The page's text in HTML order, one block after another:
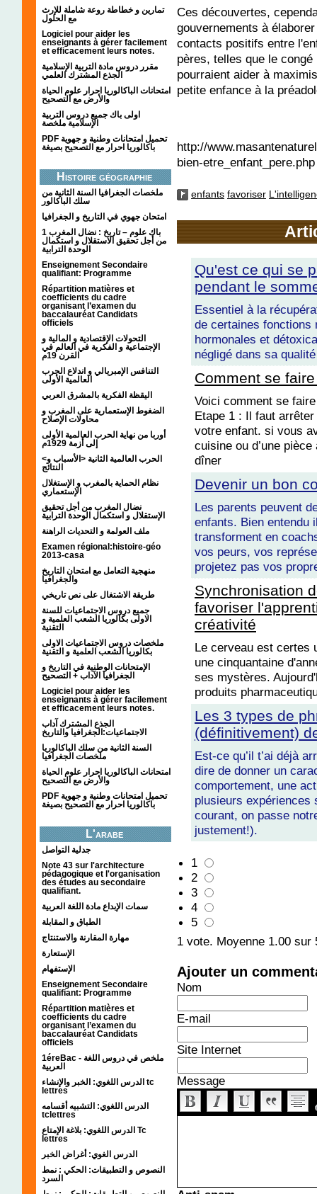
تمارين و خطاطة روعة شاملة للإرث
مع الحلول
Logiciel pour aider les
enseignants à gérer facilement
et efficacement leurs notes.
مقرر دروس مادة التربية الإسلامية
الجذع المشترك العلمي
امتحانات الباكالوريا احرار علوم الحياة
والأرض مع التصحيح
اولى باك جميع دروس التربية
الإسلامية ملخصة
PDF تحميل امتحانات وطنية و جهوية
باكالوريا احرار مع التصحيح بصيغة
Histoire géographie
ملخصات الجغرافيا السنة الثانية من
سلك الباكالور
امتحان جهوي في التاريخ و الجغرافيا
1 باك علوم – تاريخ : نضال المغرب
من أجل تحقيق الاستقلال و استكمال
الوحدة الترابية
Enseignement Secondaire
qualifiant: Programme
Répartition matières et
coefficients du cadre
organisant l’examen du
baccalauréat Candidats
officiels
التحولات الإقتصادية و المالية و
الإجتماعية و الفكرية في العالم في
القرن 19م
التنافس الإمبريالي و اندلاع الحرب
العالمية الأولى
اليقظة الفكرية بالمشرق العربي
الضغوط الإستعمارية على المغرب و
محاولات الإصلاح
أوربا من نهاية الحرب العالمية الأولى
إلى أزمة 1929م
<الحرب العالمية الثانية <الأسباب و
النتائج
نظام الحماية بالمغرب و الإستغلال
الإستعماري
نضال المغرب من أجل تحقيق
الإستقلال و استكمال الوحدة الترابية
ملف العولمة و التحديات الراهنة
Examen régional:histoire-géo
2013-casa
منهجية التعامل مع امتحان التاريخ
والجغرافيا
طريقة الاشتغال على نص تاريخي
جميع دروس الاجتماعيات للسنة
الاولى بكالوريا الشعب العلمية و
التقنية
ملخصات دروس الاجتماعيات الاولى
بكالوريا الشعب العلمية و التقنية
الإمتحانات الوطنية في التاريخ و
الجغرافيا الآداب + التصحيح
Logiciel pour aider les
enseignants à gérer facilement
et efficacement leurs notes.
الجذع المشترك آداب
الاجتماعيات:الجغرافيا والتاريخ
السنة الثانية من سلك الباكالوريا
ملخصات الجغرافيا
امتحانات الباكالوريا احرار علوم الحياة
والأرض مع التصحيح
PDF تحميل امتحانات وطنية و جهوية
باكالوريا احرار مع التصحيح بصيغة
L'arabe
جدلية التواصل
Note 43 sur l'architecture
pédagogique et l'organisation
des études au secondaire
qualifiant.
سمات الإبداع مادة اللغة العربية
الطباق و المقابلة
مهارة المقارنة والاستنتاج
الإستعارة
الإستفهام
Enseignement Secondaire
qualifiant: Programme
Répartition matières et
coefficients du cadre
organisant l’examen du
baccalauréat Candidats
officiels
1éreBac - ملخص في دروس اللغة
العربية
الدرس اللغوي: الخبر والإنشاء tc
lettres
الدرس اللغوي: التشبيه أقسامه
tclettres
الدرس اللغوي: بلاغة الإمتاع Tc
lettres
الدرس الغوي: أغراض الخبر
النصوص و التطبيقات: الحكي : نمط
السرد
Ces découvertes,
gouvernements à
contacts positifs entre
pères, telles que le
pourraient aider à
petite enfance à la
http://
bien-etre_enfant_pere.php
enfants favoriser
Qu'est ce qui se
pendant le
Essentiel à la
de certaines fonctions
hormonales et
négligé dans sa
Comment se
Voici comment se
Etape 1 : Il faut
votre enfant. si vous
cuisine ou d’une pièce
dîner
Devenir un bon
Les parents peuvent
enfants. Bien entendu
transforment en
vos peurs, vos
projetez pas vos
Synchronisation
favoriser
créativité
Le cerveau est certes
une cinquantaine
ses mystères.
produits
Les 3 types de
(définitivement)
Est-ce qu’il t’ai déjà
dire de donner un
comportement, une
plusieurs expériences
courant, on passe
justement!).
1
2
3
4
5
1 vote. Moyenne 1.00 sur
Ajouter un
Nom
E-mail
Site Internet
Message